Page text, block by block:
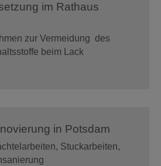
im Rathaus
zur Vermeidung des
beim Lack
in Potsdam
Stuckarbeiten,